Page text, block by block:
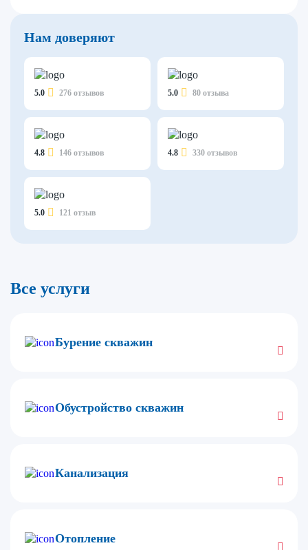
Нам доверяют
5.0 276 отзывов 5.0 80 отзыва
4.8 146 отзывов 4.8 330 отзывов
5.0 121 отзыв
Все услуги
Бурение скважин
Обустройство скважин
Канализация
Отопление